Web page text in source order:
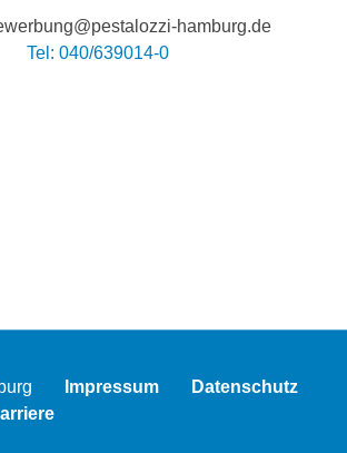
hamburg.de
Tel: 040/639014-0
Impressum
Datenschutz